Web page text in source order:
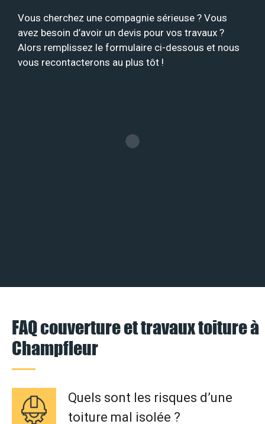
Vous cherchez une compagnie sérieuse ? Vous
avez besoin d’avoir un devis pour vos travaux ?
Alors remplissez le formulaire ci-dessous et nous
vous recontacterons au plus tôt !
FAQ couverture et travaux toiture à
Champfleur
Quels sont les risques d’une
toiture mal isolée ?